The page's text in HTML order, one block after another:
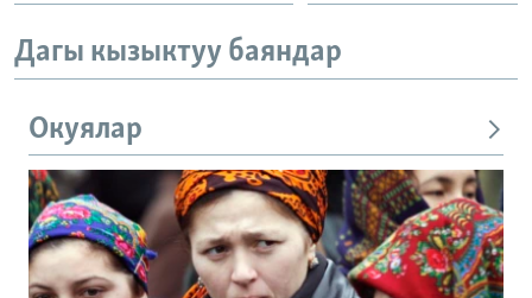
Дагы кызыктуу баяндар
Окуялар